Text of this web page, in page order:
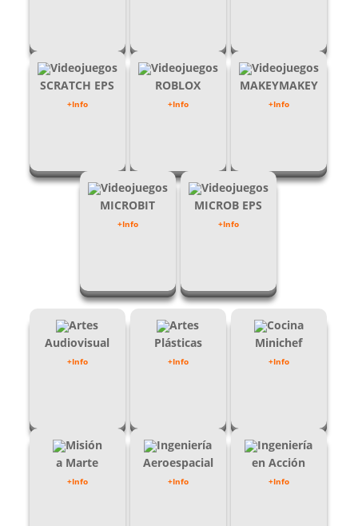
Videojuegos
SCRATCH EPS
+Info
Videojuegos
ROBLOX
+Info
Videojuegos
MAKEYMAKEY
+Info
Videojuegos
MICROBIT
+Info
Videojuegos
MICROB EPS
+Info
Artes
Audiovisual
+Info
Artes
Plásticas
+Info
Cocina
Minichef
+Info
Misión
a Marte
+Info
Ingeniería
Aeroespacial
+Info
Ingeniería
en Acción
+Info